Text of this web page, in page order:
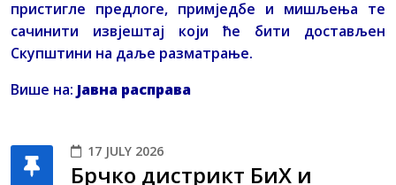
пристигле предлоге, примједбе и мишљења те
сачинити извјештај који ће бити достављен
Скупштини на даље разматрање.
Више на: Јавна расправа
17 JULY 2026
Брчко дистрикт БиХ и